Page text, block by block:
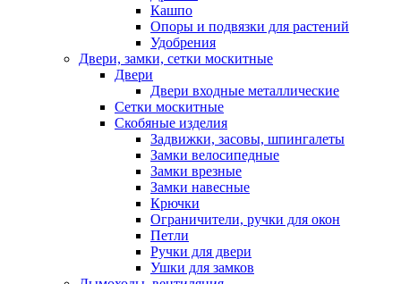
Кашпо
Опоры и подвязки для растений
Удобрения
Двери, замки, сетки москитные
Двери
Двери входные металлические
Сетки москитные
Скобяные изделия
Задвижки, засовы, шпингалеты
Замки велосипедные
Замки врезные
Замки навесные
Крючки
Ограничители, ручки для окон
Петли
Ручки для двери
Ушки для замков